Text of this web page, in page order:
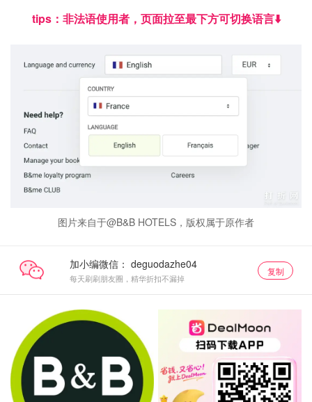
tips：非法语使用者，页面拉至最下方可切换语言⬇️
图片来自于@B&B HOTELS，版权属于原作者
加小编微信：
每天刷刷朋友圈，精华折扣不漏掉
复制
抢房直达 单品小组